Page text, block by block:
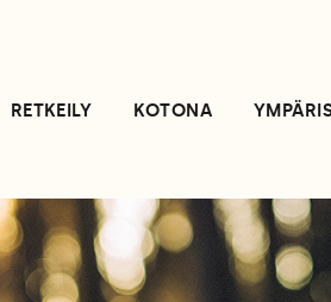
RETKEILY KOTONA